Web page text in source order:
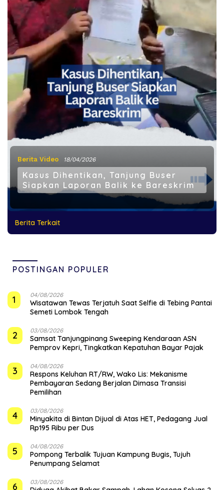
Berita Video 18/04/2026
Kasus Dihentikan, Tanjung Buser
Siapkan Laporan Balik ke Bareskrim
Berita Terkait
POSTINGAN POPULER
1 04/08/2026
Wisatawan Tewas Terjatuh Saat Selfie di Tebing Pantai
Semeti Lombok Tengah
2 03/08/2026
Samsat Tanjungpinang Sweeping Kendaraan ASN
Pemprov Kepri, Tingkatkan Kepatuhan Bayar Pajak
3 04/08/2026
‎Respons Keluhan RT/RW, Wako Lis: Mekanisme
Pembayaran Sedang Berjalan Dimasa Transisi
Pemilihan
4 03/08/2026
Minyakita di Bintan Dijual di Atas HET, Pedagang Jual
Rp195 Ribu per Dus
5 04/08/2026
Pompong Terbalik Tujuan Kampung Bugis, Tujuh
Penumpang Selamat
6 03/08/2026